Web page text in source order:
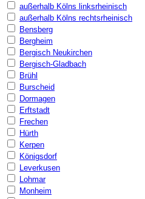
außerhalb Kölns linksrheinisch
außerhalb Kölns rechtsrheinisch
Bensberg
Bergheim
Bergisch Neukirchen
Bergisch-Gladbach
Brühl
Burscheid
Dormagen
Erftstadt
Frechen
Hürth
Kerpen
Königsdorf
Leverkusen
Lohmar
Monheim